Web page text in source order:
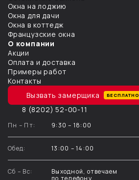
Окна на лоджию
Окна для дачи
Окна в коттедж
Французcкие окна
О компании
Акции
Оплата и доставка
Примеры работ
Контакты
Вызвать замерщика
БЕСПЛАТНО
8 (8202) 52-00-11
Пн – Пт: 9:30 – 18:00
Обед: 13:00 – 14:00
Сб – Вс:
Выходной, отвечаем
по телефону